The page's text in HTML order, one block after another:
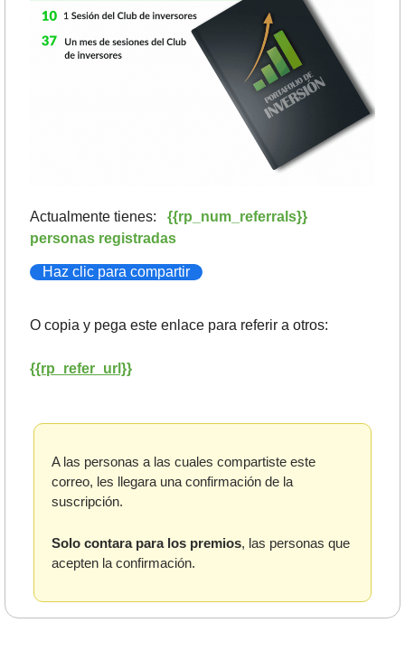
Actualmente tienes: {{rp_num_referrals}}
personas registradas
Haz clic para compartir
O copia y pega este enlace para referir a otros:
{{rp_refer_url}}
A las personas a las cuales compartiste este
correo, les llegara una confirmación de la
suscripción.
Solo contara para los premios, las personas que
acepten la confirmación.